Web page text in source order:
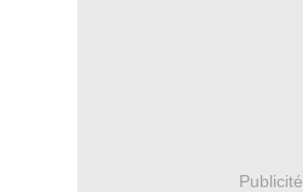
Publicité